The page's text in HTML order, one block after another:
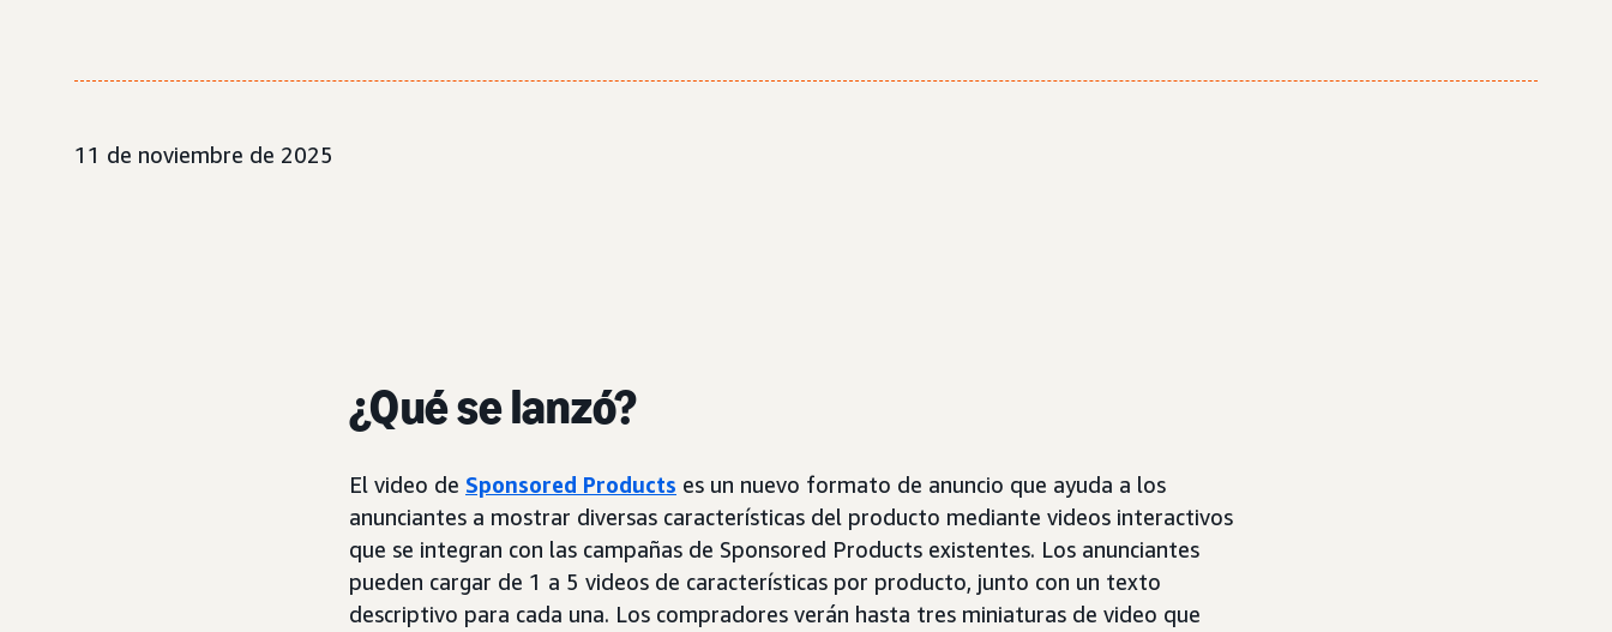
11 de noviembre de 2025
¿Qué se lanzó?
El video de Sponsored Products es un nuevo formato de anuncio que ayuda a los
anunciantes a mostrar diversas características del producto mediante videos interactivos
que se integran con las campañas de Sponsored Products existentes. Los anunciantes
pueden cargar de 1 a 5 videos de características por producto, junto con un texto
descriptivo para cada una. Los compradores verán hasta tres miniaturas de video que